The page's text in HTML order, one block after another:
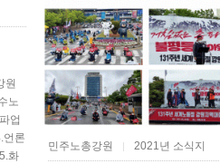
원
노
업
언론
화
민주노총강원 | 2021년 소식지